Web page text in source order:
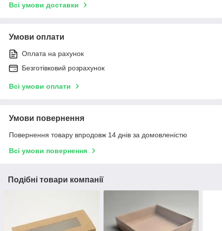
Всі умови доставки
Умови оплати
Оплата на рахунок
Безготівковий розрахунок
Всі умови оплати
Умови повернення
Повернення товару впродовж 14 днів за домовленістю
Всі умови повернення
Подібні товари компанії